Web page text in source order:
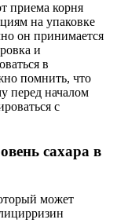
приема корня
на упаковке
он принимается
и
в
помнить, что
перед началом
с
сахара в
может